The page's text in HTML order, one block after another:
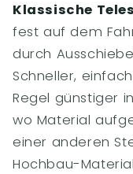
Klassische
fest auf dem
durch
Schneller,
Regel günstiger
wo Material
einer anderen
Hochbau-